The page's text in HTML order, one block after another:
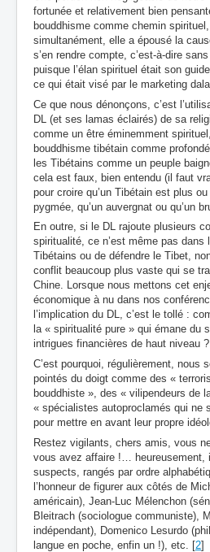
fortunée et relativement bien
bouddhisme comme chemin
simultanément, elle a épousé la
s’en rendre compte, c’est-à-dire
puisque l’élan spirituel était son
ce qui était visé par le marketing
Ce que nous dénonçons, c’est
DL (et ses lamas éclairés) de sa
comme un être éminemment
bouddhisme tibétain comme
les Tibétains comme un peuple
cela est faux, bien entendu (il faut
pour croire qu’un Tibétain est plus
pygmée, qu’un auvergnat ou qu’un
En outre, si le DL rajoute plusieurs
spiritualité, ce n’est même pas dans
Tibétains ou de défendre le Tibet,
conflit beaucoup plus vaste qui se
Chine. Lorsque nous mettons cet
économique à nu dans nos
l’implication du DL, c’est le tollé :
la « spiritualité pure » qui émane du
intrigues financières de haut niveau ?
C’est pourquoi, régulièrement, nous
pointés du doigt comme des «
bouddhiste », des « vilipendeurs de
« spécialistes autoproclamés qui ne
pour mettre en avant leur propre
Restez vigilants, chers amis, vous
vous avez affaire !… heureusement,
suspects, rangés par ordre
l’honneur de figurer aux côtés de
américain), Jean-Luc Mélenchon
Bleitrach (sociologue communiste),
indépendant), Domenico Lesurdo
langue en poche, enfin un !), etc. [2]